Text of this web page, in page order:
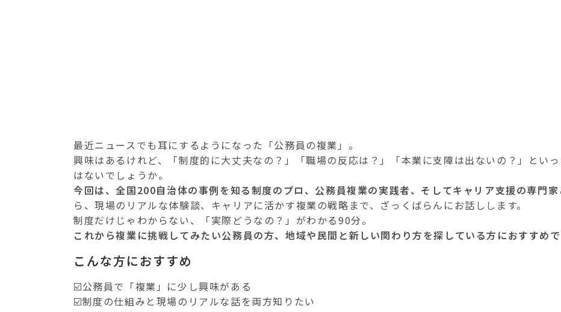
最近ニュースでも耳にするようになった「公務員の複業」。
興味はあるけれど、「制度的に大丈夫なの？」「職場の反応は？」「本業に支障は出ないの？」とい
はないでしょうか。
今回は、全国200自治体の事例を知る制度のプロ、公務員複業の実践者、そしてキャリア支援の専門家
ら、現場のリアルな体験談、キャリアに活かす複業の戦略まで、ざっくばらんにお話しします。
制度だけじゃわからない、「実際どうなの？」がわかる90分。
これから複業に挑戦してみたい公務員の方、地域や民間と新しい関わり方を探している方におすすめで
こんな方におすすめ
☑️公務員で「複業」に少し興味がある
☑️制度の仕組みと現場のリアルな話を両方知りたい